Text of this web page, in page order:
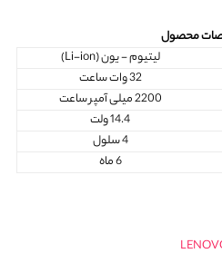
محصول
لیتیوم - یون (Li-ion)
32 وات ساعت
2200 میلی آمپر ساعت
14.4 ولت
4 سلول
6 ماه